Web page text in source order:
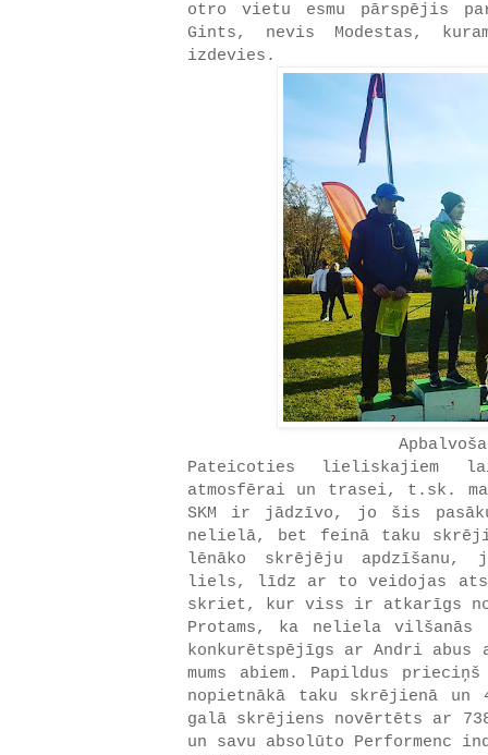
otro vietu esmu
Gints, nevis Modestas,
izdevies.
Pateicoties lieliskajiem
atmosfērai un trasei, t.sk.
SKM ir jādzīvo, jo šis
nelielā, bet feinā taku
lēnāko skrējēju
liels, līdz ar to veidojas
skriet, kur viss ir atkarīgs
Protams, ka neliela
konkurētspējīgs ar Andri
mums abiem. Papildus
nopietnākā taku skrējienā un
galā skrējiens novērtēts ar
un savu absolūto Performenc